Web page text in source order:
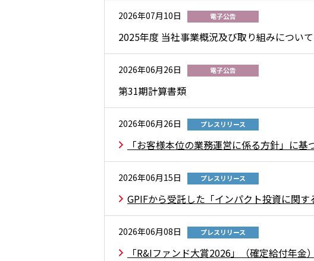
2026年07月10日 電子公告
2025年度 当社事業概況及び取り組みについて
2026年06月26日 電子公告
第31期計算書類
2026年06月26日 プレスリリース
「お客様本位の業務運営に係る方針」に
2026年06月15日 プレスリリース
GPIFから受託した「インパクト投資に関
2026年06月08日 プレスリリース
「R&Iファンド大賞2026」（確定給付年金